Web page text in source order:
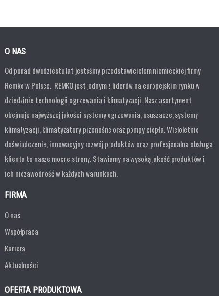
O NAS
Od ponad dwudziestu lat jesteśmy przedstawicielem niemieckiej firmy
Remko w Polsce. REMKO jest jednym z liderów na europejskim rynku w
dziedzinie technologii ogrzewania i klimatyzacji. Nasz asortyment
obejmuje najwyższej jakości systemy ogrzewania, osuszacze, systemy
klimatyzacji, klimatyzatory przenośne oraz pompy ciepła. Wieloletnie
doświadczenie, innowacyjny rozwój produktów oraz profesjonalna obsługa
klienta to nasze mocne strony. Stawiamy na wysoką jakość produktów i
ich niezawodność w każdych warunkach.
FIRMA
O nas
Współpraca
Kariera
Aktualności
OFERTA PRODUKTOWA